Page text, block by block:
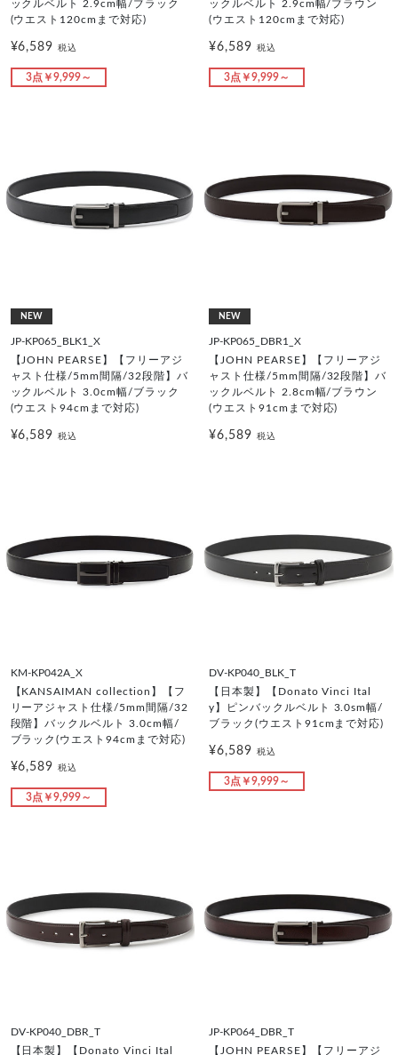
ックルベルト 2.9cm幅/ブラック
(ウエスト120cmまで対応)
¥6,589税込
3点￥9,999～
ックルベルト 2.9cm幅/ブラウン
(ウエスト120cmまで対応)
¥6,589 税込
3点￥9,999～
NEW
JP-KP065_BLK1_X
【JOHN PEARSE】【フリーアジ
ャスト仕様/5mm間隔/32段階】バ
ックルベルト 3.0cm幅/ブラック
(ウエスト94cmまで対応)
¥6,589税込
NEW
JP-KP065_DBR1_X
【JOHN PEARSE】【フリーアジ
ャスト仕様/5mm間隔/32段階】バ
ックルベルト 2.8cm幅/ブラウン
(ウエスト91cmまで対応)
¥6,589 税込
KM-KP042A_X
【KANSAIMAN collection】【フ
リーアジャスト仕様/5mm間隔/32
段階】バックルベルト 3.0cm幅/
ブラック(ウエスト94cmまで対応)
¥6,589税込
3点￥9,999～
DV-KP040_BLK_T
【日本製】【Donato Vinci Ital
y】ピンバックルベルト 3.0sm幅/
ブラック(ウエスト91cmまで対応)
¥6,589 税込
3点￥9,999～
DV-KP040_DBR_T
【日本製】【Donato Vinci Ital
JP-KP064_DBR_T
【JOHN PEARSE】【フリーアジ